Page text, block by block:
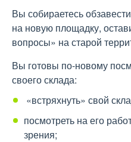
Вы собираетесь
на новую площадку,
вопросы» на старой
Вы готовы по-новому
своего склада:
«встряхнуть» свой
посмотреть на его
зрения;